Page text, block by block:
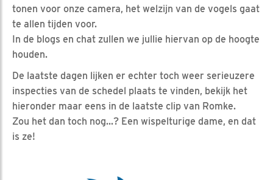
tonen voor onze camera, het welzijn van de vogels gaat
te allen tijden voor.
In de blogs en chat zullen we jullie hiervan op de hoogte
houden.
De laatste dagen lijken er echter toch weer serieuzere
inspecties van de schedel plaats te vinden, bekijk het
hieronder maar eens in de laatste clip van Romke.
Zou het dan toch nog...? Een wispelturige dame, en dat
is ze!